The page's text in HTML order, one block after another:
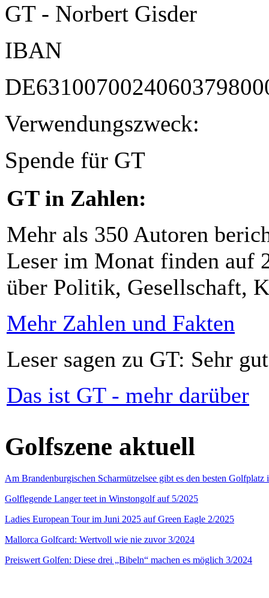
GT - Norbert Gisder
IBAN
Verwendungszweck:
Spende für GT
GT in Zahlen:
Mehr als 350 Autoren
Leser im Monat finden auf
über Politik, Gesellschaft,
Mehr Zahlen und Fakten
Leser sagen zu GT: Sehr
Das ist GT - mehr darüber
Golfszene aktuell
Am Brandenburgischen Scharmützelsee gibt es den besten
Golflegende Langer teet in Winstongolf auf 5/2025
Ladies European Tour im Juni 2025 auf Green Eagle 2/2025
Mallorca Golfcard: Wertvoll wie nie zuvor 3/2024
Preiswert Golfen: Diese drei „Bibeln“ machen es möglich 3/2024